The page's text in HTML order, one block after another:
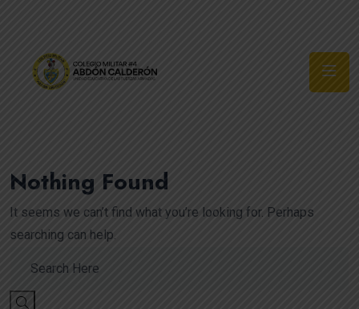
Nothing Found
It seems we can’t find what you’re looking for. Perhaps
searching can help.